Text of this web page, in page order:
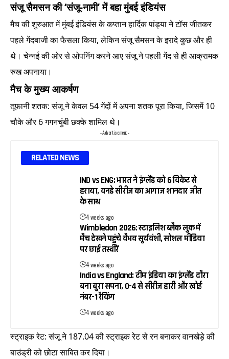
संजू सैमसन की ‘संजू-नामी’ में बहा मुंबई इंडियंस
मैच की शुरुआत में मुंबई इंडियंस के कप्तान हार्दिक पांड्या ने टॉस जीतकर
पहले गेंदबाजी का फैसला किया, लेकिन संजू सैमसन के इरादे कुछ और ही
थे। चेन्नई की ओर से ओपनिंग करने आए संजू ने पहली गेंद से ही आक्रामक
रुख अपनाया।
मैच के मुख्य आकर्षण
तूफानी शतक: संजू ने केवल 54 गेंदों में अपना शतक पूरा किया, जिसमें 10
चौके और 6 गगनचुंबी छक्के शामिल थे।
- Advertisement -
RELATED NEWS
IND vs ENG: भारत ने इंग्लैंड को 6 विकेट से
हराया, वनडे सीरीज का आगाज शानदार जीत
के साथ
4 weeks ago
Wimbledon 2026: स्टाइलिश ब्लैक लुक में
मैच देखने पहुंचे वैभव सूर्यवंशी, सोशल मीडिया
पर छाईं तस्वीरें
4 weeks ago
India vs England: टीम इंडिया का इंग्लैंड दौरा
बना बुरा सपना, 0-4 से सीरीज हारी और खोई
नंबर-1 रैंकिंग
4 weeks ago
स्ट्राइक रेट: संजू ने 187.04 की स्ट्राइक रेट से रन बनाकर वानखेड़े की
बाउंड्री को छोटा साबित कर दिया।